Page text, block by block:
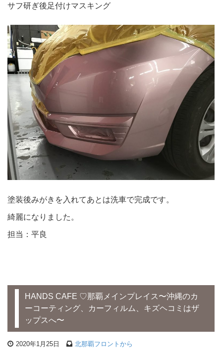
サフ研ぎ後足付けマスキング
塗装後みがきを入れてあとは洗車で完成です。
綺麗になりました。
担当：平良
HANDS CAFE ♡那覇メインプレイス〜沖縄のカ
ーコーティング、カーフィルム、キズヘコミはザ
ップスへ〜
2020年1月25日 北那覇フロントから